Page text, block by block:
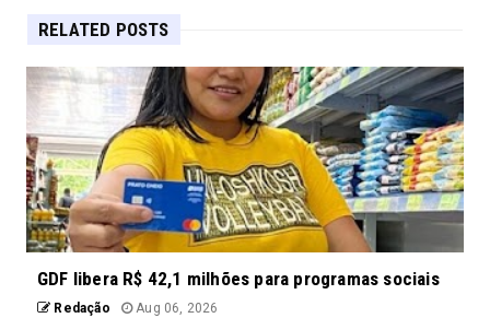
RELATED POSTS
GDF libera R$ 42,1 milhões para programas sociais
Redação Aug 06, 2026